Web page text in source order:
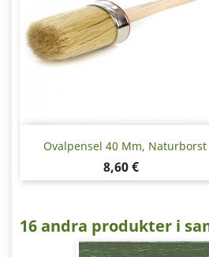
Ovalpensel 40 Mm, Naturborst
Pris
8,60 €
16 andra produkter i